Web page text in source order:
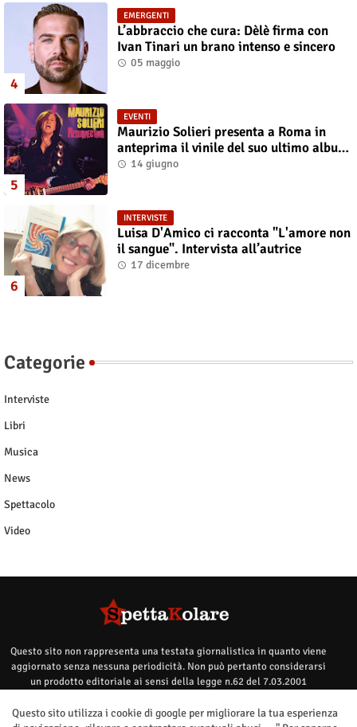
EMERGENTI
L’abbraccio che cura: Dèlè firma con
Ivan Tinari un brano intenso e sincero
05 maggio
EVENTI
Maurizio Solieri presenta a Roma in
anteprima il vinile del suo ultimo album
“Resurrection”
14 giugno
INTERVISTE
Luisa D'Amico ci racconta "L'amore non
il sangue". Intervista all’autrice
17 dicembre
Categorie
Interviste
Libri
Musica
News
Spettacolo
Video
Questo sito non rappresenta una testata giornalistica in quanto viene
aggiornato senza nessuna periodicità. Non può pertanto considerarsi
un prodotto editoriale ai sensi della legge n.62 del 7.03.2001
Questo sito utilizza i cookie di google per migliorare la tua esperienza